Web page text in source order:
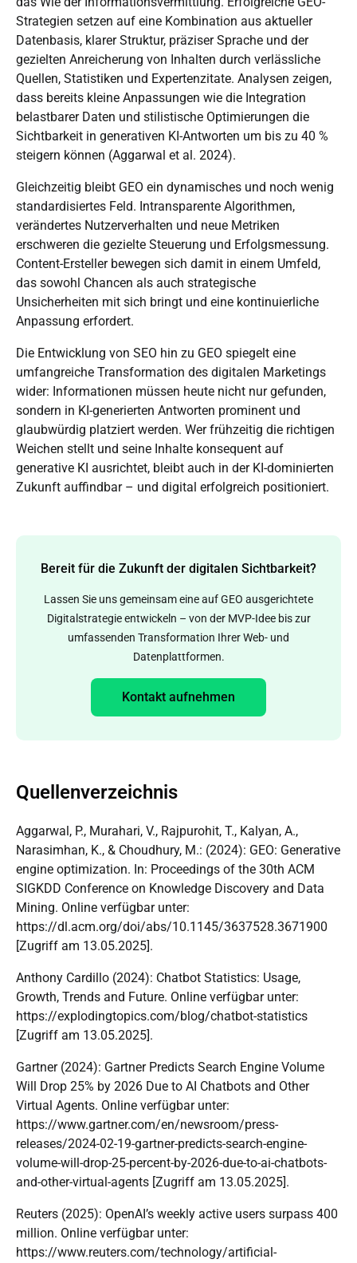
Strategien setzen auf eine Kombination aus aktueller
Datenbasis, klarer Struktur, präziser Sprache und der
gezielten Anreicherung von Inhalten durch verlässliche
Quellen, Statistiken und Expertenzitate. Analysen zeigen,
dass bereits kleine Anpassungen wie die Integration
belastbarer Daten und stilistische Optimierungen die
Sichtbarkeit in generativen KI-Antworten um bis zu 40 %
steigern können (Aggarwal et al. 2024).
Gleichzeitig bleibt GEO ein dynamisches und noch wenig
standardisiertes Feld. Intransparente Algorithmen,
verändertes Nutzerverhalten und neue Metriken
erschweren die gezielte Steuerung und Erfolgsmessung.
Content-Ersteller bewegen sich damit in einem Umfeld,
das sowohl Chancen als auch strategische
Unsicherheiten mit sich bringt und eine kontinuierliche
Anpassung erfordert.
Die Entwicklung von SEO hin zu GEO spiegelt eine
umfangreiche Transformation des digitalen Marketings
wider: Informationen müssen heute nicht nur gefunden,
sondern in KI-generierten Antworten prominent und
glaubwürdig platziert werden. Wer frühzeitig die richtigen
Weichen stellt und seine Inhalte konsequent auf
generative KI ausrichtet, bleibt auch in der KI-dominierten
Zukunft auffindbar – und digital erfolgreich positioniert.
Bereit für die Zukunft der digitalen Sichtbarkeit?
Lassen Sie uns gemeinsam eine auf GEO ausgerichtete
Digitalstrategie entwickeln – von der MVP-Idee bis zur
umfassenden Transformation Ihrer Web- und
Datenplattformen.
Kontakt aufnehmen
Quellenverzeichnis
Aggarwal, P., Murahari, V., Rajpurohit, T., Kalyan, A.,
Narasimhan, K., & Choudhury, M.: (2024): GEO: Generative
engine optimization. In: Proceedings of the 30th ACM
SIGKDD Conference on Knowledge Discovery and Data
Mining. Online verfügbar unter:
https://dl.acm.org/doi/abs/10.1145/3637528.3671900
[Zugriff am 13.05.2025].
Anthony Cardillo (2024): Chatbot Statistics: Usage,
Growth, Trends and Future. Online verfügbar unter:
https://explodingtopics.com/blog/chatbot-statistics
[Zugriff am 13.05.2025].
Gartner (2024): Gartner Predicts Search Engine Volume
Will Drop 25% by 2026 Due to AI Chatbots and Other
Virtual Agents. Online verfügbar unter:
https://www.gartner.com/en/newsroom/press-
releases/2024-02-19-gartner-predicts-search-engine-
volume-will-drop-25-percent-by-2026-due-to-ai-chatbots-
and-other-virtual-agents [Zugriff am 13.05.2025].
Reuters (2025): OpenAI’s weekly active users surpass 400
million. Online verfügbar unter:
https://www.reuters.com/technology/artificial-